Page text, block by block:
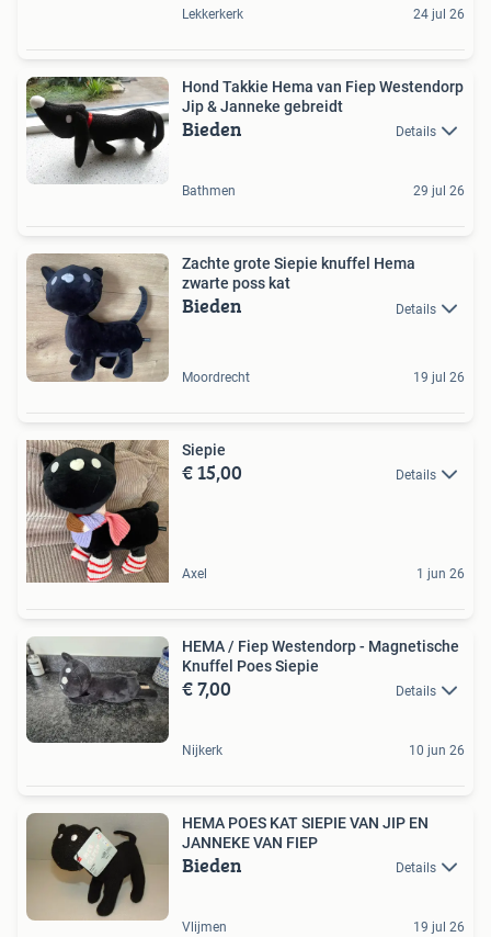
Lekkerkerk 24 jul 26
Hond Takkie Hema van Fiep Westendorp
Jip & Janneke gebreidt
Bieden Details
Bathmen 29 jul 26
Zachte grote Siepie knuffel Hema
zwarte poss kat
Bieden Details
Moordrecht 19 jul 26
Siepie
€ 15,00 Details
Axel 1 jun 26
HEMA / Fiep Westendorp - Magnetische
Knuffel Poes Siepie
€ 7,00 Details
Nijkerk 10 jun 26
HEMA POES KAT SIEPIE VAN JIP EN
JANNEKE VAN FIEP
Bieden Details
Vlijmen 19 jul 26